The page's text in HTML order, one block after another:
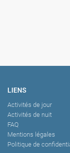
LIENS
Activités de jour
Activités de nuit
FAQ
Mentions légales
Politique de